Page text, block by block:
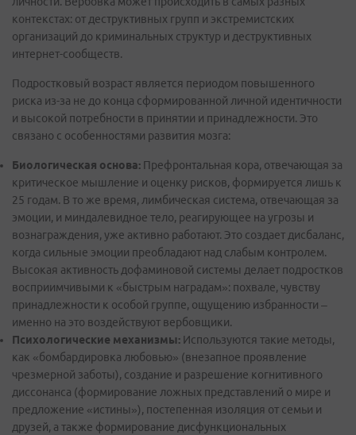
контекстах: от деструктивных групп и экстремистских
организаций до криминальных структур и деструктивных
интернет-сообществ.
Подростковый возраст является периодом повышенного
риска из-за не до конца сформированной личной идентичности
и высокой потребности в принятии и принадлежности. Это
связано с особенностями развития мозга:
Биологическая основа: Префронтальная кора, отвечающая за
критическое мышление и оценку рисков, формируется лишь к
25 годам. В то же время, лимбическая система, отвечающая за
эмоции, и миндалевидное тело, реагирующее на угрозы и
вознаграждения, уже активно работают. Это создает дисбаланс,
когда сильные эмоции преобладают над слабым контролем.
Высокая активность дофаминовой системы делает подростков
восприимчивыми к «быстрым наградам»: похвале, чувству
принадлежности к особой группе, ощущению избранности –
именно на это воздействуют вербовщики.
Психологические механизмы: Используются такие методы,
как «бомбардировка любовью» (внезапное проявление
чрезмерной заботы), создание и разрешение когнитивного
диссонанса (формирование ложных представлений о мире и
предложение «истины»), постепенная изоляция от семьи и
друзей, а также формирование дисфункциональных